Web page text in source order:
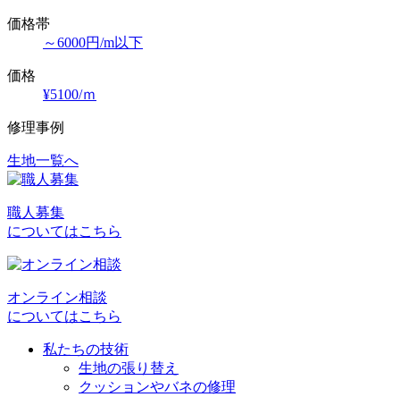
価格帯
～6000円/m以下
価格
¥5100/ｍ
修理事例
投
ナ
ビ
ー
生地一覧へ
職人募集
についてはこちら
オンライン相談
についてはこちら
私たちの技術
生地の張り替え
クッションやバネの修理